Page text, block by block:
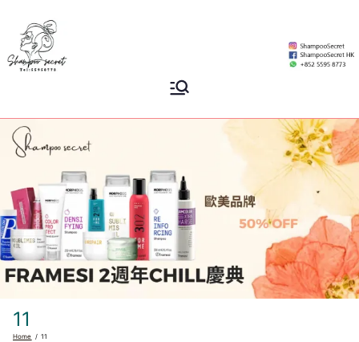
content
Secret
香港專業洗頭水專門店
11
Home 11